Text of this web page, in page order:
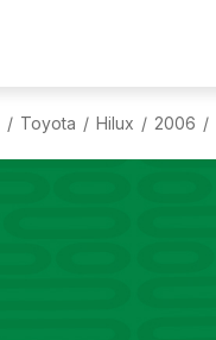
/ Toyota / Hilux / 2006 /